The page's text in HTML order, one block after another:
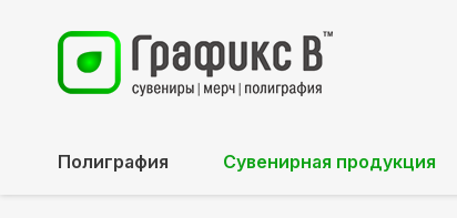
Полиграфия Сувенирная продукция